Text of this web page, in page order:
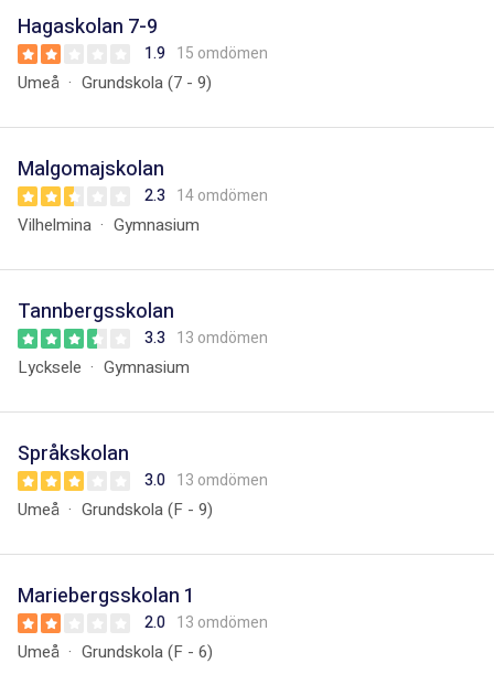
Hagaskolan 7-9
1.9 15 omdömen
Umeå Grundskola (7 - 9)
Malgomajskolan
2.3 14 omdömen
Vilhelmina Gymnasium
Tannbergsskolan
3.3 13 omdömen
Lycksele Gymnasium
Språkskolan
3.0 13 omdömen
Umeå Grundskola (F - 9)
Mariebergsskolan 1
2.0 13 omdömen
Umeå Grundskola (F - 6)